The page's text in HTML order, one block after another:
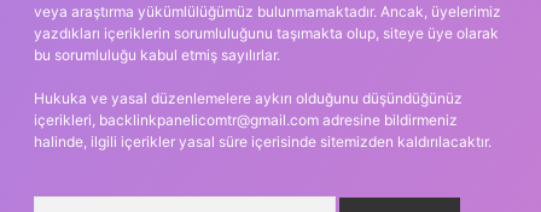
veya araştırma yükümlülüğümüz bulunmamaktadır. Ancak, üyelerimiz
yazdıkları içeriklerin sorumluluğunu taşımakta olup, siteye üye olarak
bu sorumluluğu kabul etmiş sayılırlar.
Hukuka ve yasal düzenlemelere aykırı olduğunu düşündüğünüz
içerikleri, backlinkpanelicomtr@gmail.com adresine bildirmeniz
halinde, ilgili içerikler yasal süre içerisinde sitemizden kaldırılacaktır.